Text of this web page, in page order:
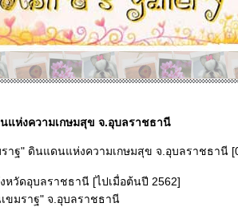
แห่งความเกษมสุข จ.อุบลราชธานี
ราฐ" ดินแดนแห่งความเกษมสุข จ.อุบลราชธานี
หวัดอุบลราชธานี [ไปเมื่อต้นปี 2562]
มราฐ" จ.อุบลราชธานี